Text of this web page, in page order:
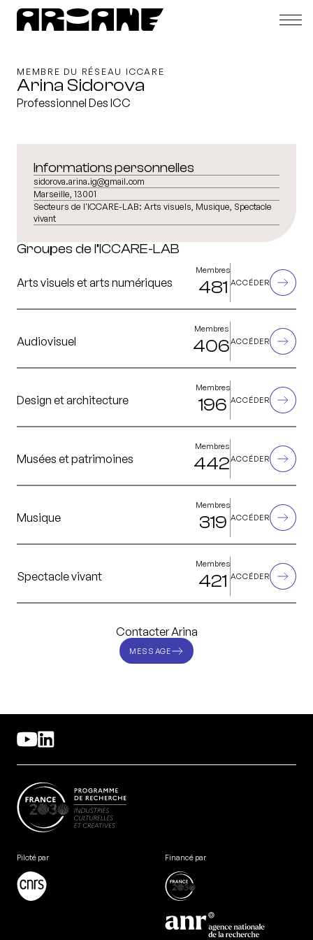
MEMBRE DU RÉSEAU ICCARE
Arina Sidorova
Professionnel Des ICC
Informations personnelles
sidorova.arina.ig@gmail.com
Marseille, 13001
Secteurs de l'ICCARE-LAB: Arts visuels, Musique, Spectacle
vivant
Groupes de l’ICCARE-LAB
Arts visuels et arts numériques
Membres
481 ACCÉDER
Audiovisuel
Membres
406ACCÉDER
Design et architecture
Membres
196 ACCÉDER
Musées et patrimoines
Membres
442ACCÉDER
Musique
Membres
319 ACCÉDER
Spectacle vivant
Membres
421 ACCÉDER
Contacter Arina
MESSAGE
Piloté par Financé par